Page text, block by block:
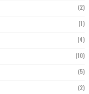
(2)
(1)
(4)
(10)
(5)
(2)